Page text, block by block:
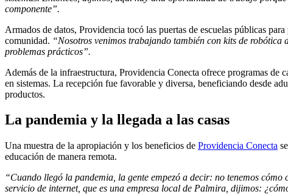
componente”.
Armados de datos, Providencia tocó las puertas de escuelas públicas para
comunidad. “Nosotros venimos trabajando también con kits de
problemas prácticos”.
Además de la infraestructura, Providencia Conecta ofrece programas de
en sistemas. La recepción fue favorable y diversa, beneficiando desde
productos.
La pandemia y la llegada a las casas
Una muestra de la apropiación y los beneficios de Providencia Conecta
educación de manera remota.
“Cuando llegó la pandemia, la gente empezó a decir: no tenemos
servicio de internet, que es una empresa local de Palmira, dijimos: